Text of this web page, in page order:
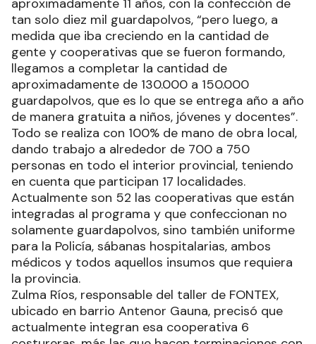
tan solo diez mil guardapolvos, “pero luego, a
medida que iba creciendo en la cantidad de
gente y cooperativas que se fueron formando,
llegamos a completar la cantidad de
aproximadamente de 130.000 a 150.000
guardapolvos, que es lo que se entrega año a año
de manera gratuita a niños, jóvenes y docentes”.
Todo se realiza con 100% de mano de obra local,
dando trabajo a alrededor de 700 a 750
personas en todo el interior provincial, teniendo
en cuenta que participan 17 localidades.
Actualmente son 52 las cooperativas que están
integradas al programa y que confeccionan no
solamente guardapolvos, sino también uniforme
para la Policía, sábanas hospitalarias, ambos
médicos y todos aquellos insumos que requiera
la provincia.
Zulma Ríos, responsable del taller de FONTEX,
ubicado en barrio Antenor Gauna, precisó que
actualmente integran esa cooperativa 6